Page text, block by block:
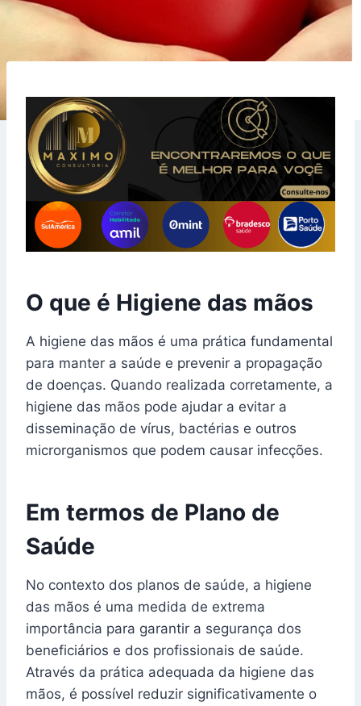
O que é Higiene das mãos
A higiene das mãos é uma prática fundamental
para manter a saúde e prevenir a propagação
de doenças. Quando realizada corretamente, a
higiene das mãos pode ajudar a evitar a
disseminação de vírus, bactérias e outros
microrganismos que podem causar infecções.
Em termos de Plano de
Saúde
No contexto dos planos de saúde, a higiene
das mãos é uma medida de extrema
importância para garantir a segurança dos
beneficiários e dos profissionais de saúde.
Através da prática adequada da higiene das
mãos, é possível reduzir significativamente o